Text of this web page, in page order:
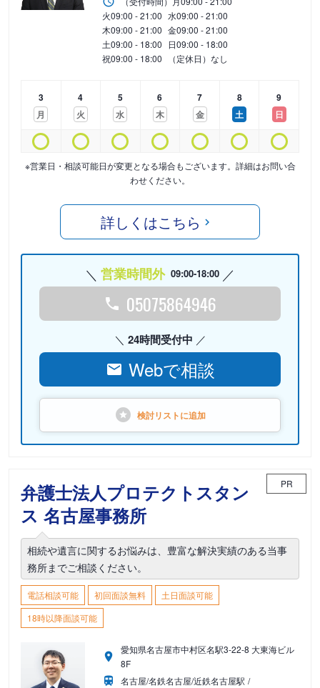
火09:00 - 21:00 水09:00 - 21:00
木09:00 - 21:00 金09:00 - 21:00
土09:00 - 18:00 日09:00 - 18:00
祝09:00 - 18:00 （定休日）なし
3
月
4
火
5
水
6
木
7
金
8
土
9
日
※営業日・相談可能日が変更となる場合もございます。詳細はお問い合
わせください。
詳しくはこちら
営業時間外 09:00-18:00
05075864946
24時間受付中
Webで相談
検討リストに追加
弁護士法人プロテクトスタン
ス 名古屋事務所
PR
相続や遺言に関するお悩みは、豊富な解決実績のある当事
務所までご相談ください。
電話相談可能 初回面談無料
土日面談可能
18時以降面談可能
愛知県名古屋市中村区名駅3-22-8 大東海ビル
8F
名古屋/名鉄名古屋/近鉄名古屋駅